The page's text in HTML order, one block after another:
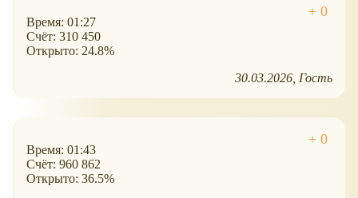
Время: 01:27
Счёт: 310 450
Открыто: 24.8%
30.03.2026 Гость
Время: 01:43
Счёт: 960 862
Открыто: 36.5%